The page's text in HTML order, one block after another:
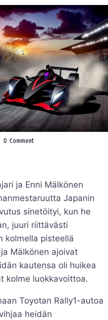
0 Comment
ja Enni Mälkönen
Japanin
sinetöityi, kun he
juuri riittävästi
kolmella pisteellä
Mälkönen ajoivat
kautensa oli huikea
kolme luokkavoittoa.
Toyotan Rally1-autoa
heidän